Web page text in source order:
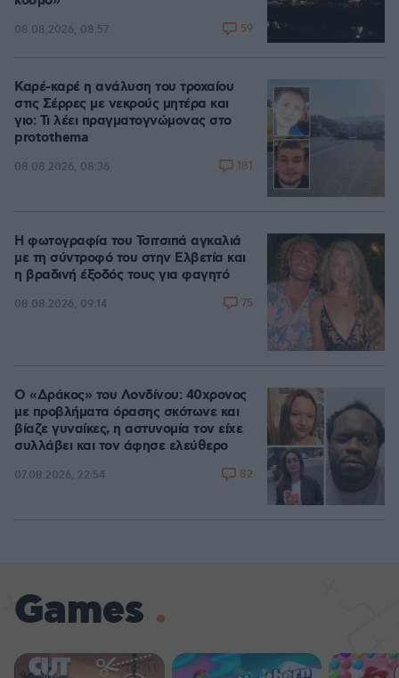
08.08.2026, 08:57 59
Καρέ-καρέ η ανάλυση του τροχαίου
στις Σέρρες με νεκρούς μητέρα και
γιο: Τι λέει πραγματογνώμονας στο
protothema
08.08.2026, 08:36 181
Η φωτογραφία του Τσιτσιπά αγκαλιά
με τη σύντροφό του στην Ελβετία και
η βραδινή έξοδός τους για φαγητό
08.08.2026, 09:14 75
Ο «Δράκος» του Λονδίνου: 40χρονος
με προβλήματα όρασης σκότωνε και
βίαζε γυναίκες, η αστυνομία τον είχε
συλλάβει και τον άφησε ελεύθερο
07.08.2026, 22:54 82
Games